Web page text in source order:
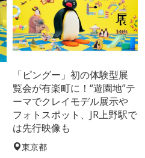
「ピングー」初の体験型展
覧会が有楽町に！“遊園地”テ
ーマでクレイモデル展示や
フォトスポット、JR上野駅で
は先行映像も
東京都